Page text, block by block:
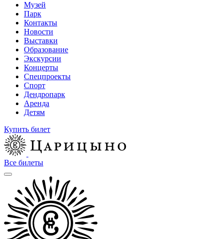
Музей
Парк
Контакты
Новости
Выставки
Образование
Экскурсии
Концерты
Спецпроекты
Спорт
Дендропарк
Аренда
Детям
Купить билет
Все билеты